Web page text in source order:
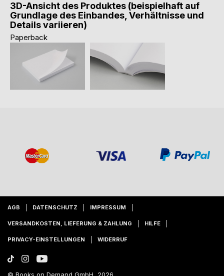
3D-Ansicht des Produktes (beispielhaft auf
Grundlage des Einbandes, Verhältnisse und
Details variieren)
Paperback
AGB DATENSCHUTZ IMPRESSUM
VERSANDKOSTEN, LIEFERUNG & ZAHLUNG HILFE
PRIVACY-EINSTELLUNGEN WIDERRUF